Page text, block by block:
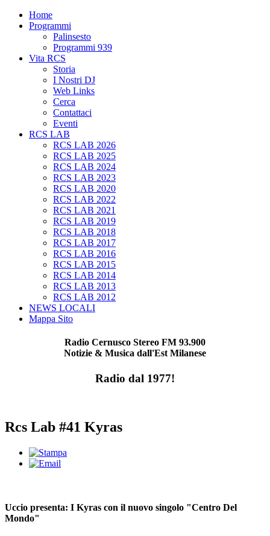
Home
Programmi
Palinsesto
Programmi 939
Vita RCS
Storia
I Nostri DJ
Web Links
Cerca
Contattaci
Eventi
RCS LAB
RCS LAB 2026
RCS LAB 2025
RCS LAB 2024
RCS LAB 2023
RCS LAB 2020
RCS LAB 2022
RCS LAB 2021
RCS LAB 2019
RCS LAB 2018
RCS LAB 2017
RCS LAB 2016
RCS LAB 2015
RCS LAB 2014
RCS LAB 2013
RCS LAB 2012
NEWS LOCALI
Mappa Sito
Radio Cernusco Stereo FM 93.900
Notizie & Musica dall'Est Milanese
Radio dal 1977!
Rcs Lab #41 Kyras
Uccio presenta: I Kyras con il nuovo singolo "Centro Del
Mondo"